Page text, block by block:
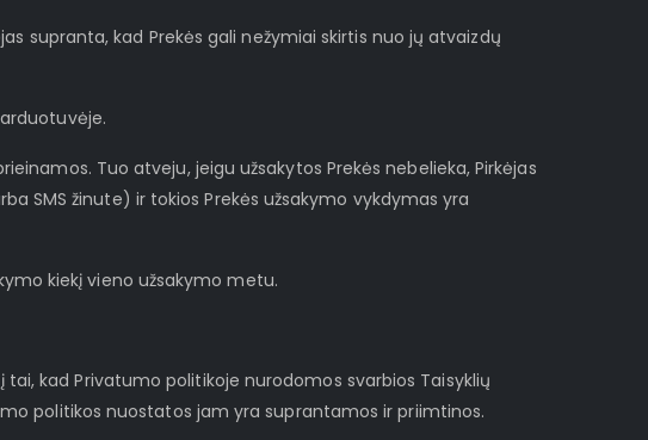
supranta, kad Prekės gali nežymiai skirtis nuo jų atvaizdų
Tuo atveju, jeigu užsakytos Prekės nebelieka, Pirkėjas
SMS žinute) ir tokios Prekės užsakymo vykdymas yra
kiekį vieno užsakymo metu.
kad Privatumo politikoje nurodomos svarbios Taisyklių
politikos nuostatos jam yra suprantamos ir priimtinos.